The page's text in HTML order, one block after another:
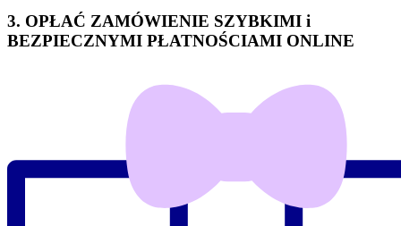
3. OPŁAĆ ZAMÓWIENIE SZYBKIMI i
BEZPIECZNYMI PŁATNOŚCIAMI ONLINE